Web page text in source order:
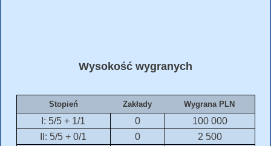
Wysokość wygranych
Stopień Zakłady Wygrana PLN
I: 5/5 + 1/1 0
100 000
II: 5/5 + 0/1
0
2 500